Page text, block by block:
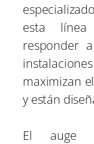
esta
responder
maximizan
y están
El auge